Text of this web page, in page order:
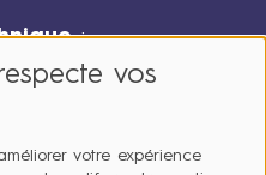
:
vos
votre expérience